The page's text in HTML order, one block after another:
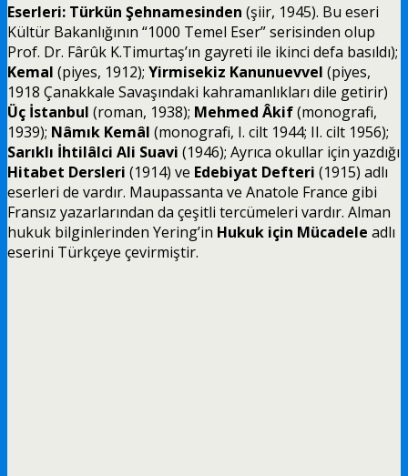
Eserleri: Türkün Şehnamesinden (şiir, 1945). Bu eseri
Kültür Bakanlığının “1000 Temel Eser” serisinden olup
Prof. Dr. Fârûk K.Timurtaş’ın gayreti ile ikinci defa basıldı);
Kemal (piyes, 1912); Yirmisekiz Kanunuevvel (piyes,
1918 Çanakkale Savaşındaki kahramanlıkları dile getirir)
Üç İstanbul (roman, 1938); Mehmed Âkif(monografi,
1939); Nâmık Kemâl (monografi, I. cilt 1944; II. cilt 1956);
Sarıklı İhtilâlci Ali Suavi (1946); Ayrıca okullar için yazdığı
Hitabet Dersleri (1914) ve Edebiyat Defteri (1915) adlı
eserleri de vardır. Maupassanta ve Anatole France gibi
Fransız yazarlarından da çeşitli tercümeleri vardır. Alman
hukuk bilginlerinden Yering’in Hukuk için Mücadele adlı
eserini Türkçeye çevirmiştir.